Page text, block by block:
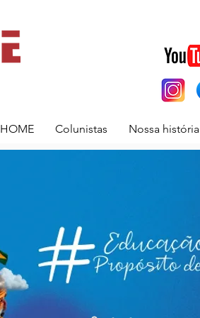
HOME Colunistas Nossa história